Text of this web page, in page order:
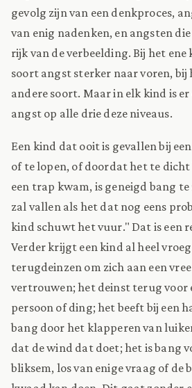
gevolg zijn van een denkproces,
van enig nadenken, en angsten
rijk van de verbeelding. Bij het ene
soort angst sterker naar voren, bij
andere soort. Maar in elk kind is er
angst op alle drie deze niveaus.
Een kind dat ooit is gevallen bij
of te lopen, of doordat het te dicht
een trap kwam, is geneigd bang
zal vallen als het dat nog eens
kind schuwt het vuur." Dat is een
Verder krijgt een kind al heel
terugdeinzen om zich aan een
vertrouwen; het deinst terug voor
persoon of ding; het beeft bij een
bang door het klapperen van
dat de wind dat doet; het is bang
bliksem, los van enige vraag of de